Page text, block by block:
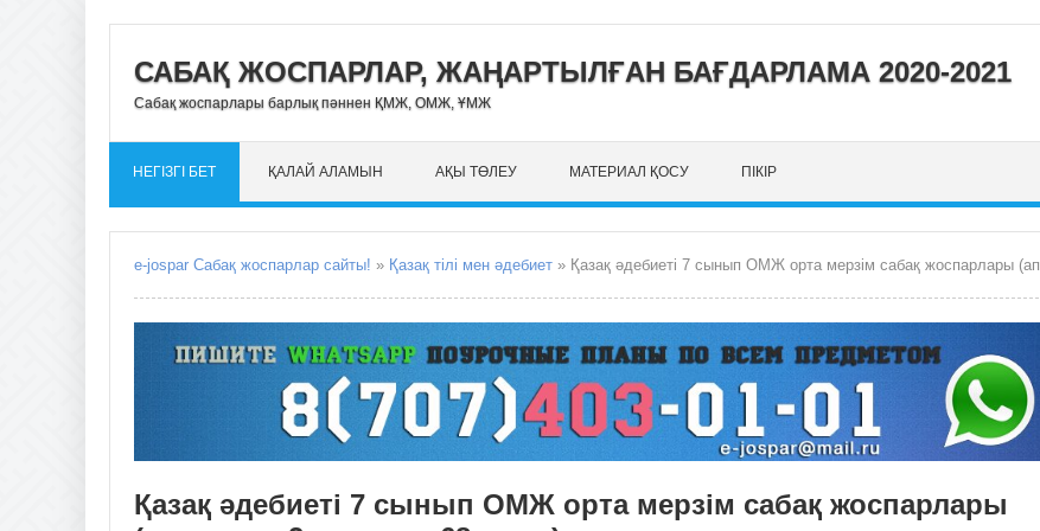
САБАҚ ЖОСПАРЛАР, ЖАҢАРТЫЛҒАН БАҒДАРЛАМА 2020-2021
Сабақ жоспарлары барлық пәннен ҚМЖ, ОМЖ, ҰМЖ
НЕГІЗГІ БЕТ ҚАЛАЙ АЛАМЫН АҚЫ ТӨЛЕУ МАТЕРИАЛ ҚОСУ ПІКІР
e-jospar Сабақ жоспарлар сайты! » Қазақ тілі мен әдебиет » Қазақ әдебиеті 7 сынып ОМЖ орта мерзім сабақ жоспарлары (аптасына 2 сағаттан 68 сағат)
Қазақ әдебиеті 7 сынып ОМЖ орта мерзім сабақ жоспарлары